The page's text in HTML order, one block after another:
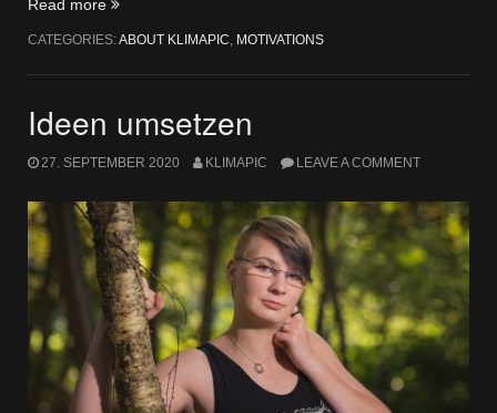
Read more
CATEGORIES:ABOUT KLIMAPIC MOTIVATIONS
Ideen umsetzen
27. SEPTEMBER 2020 KLIMAPIC LEAVE A COMMENT